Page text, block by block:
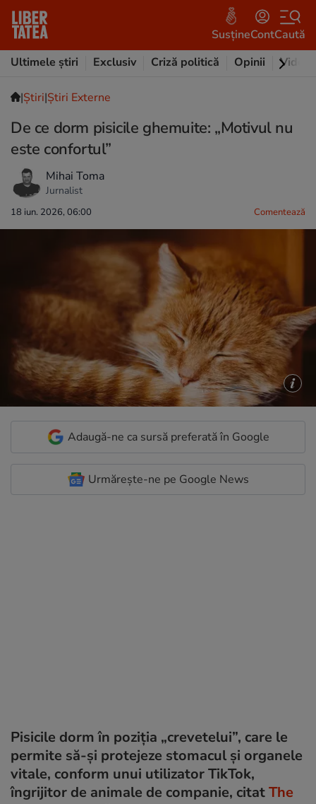
SusțineContCaută
Ultimele știri
Exclusiv Criză politică Opinii Video
|Ştiri|Știri Externe
De ce dorm pisicile ghemuite: „Motivul nu
este confortul”
Mihai Toma
Jurnalist
18 iun. 2026, 06:00 Comentează
Adaugă-ne ca sursă preferată în Google
Urmărește-ne pe Google News
Pisicile dorm în poziția „crevetelui”, care le
permite să-și protejeze stomacul și organele
vitale, conform unui utilizator TikTok,
îngrijitor de animale de companie, citatThe